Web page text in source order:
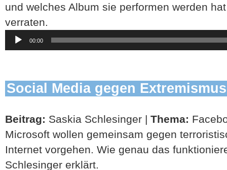
und welches Album sie performen werden
verraten.
Audio-
Player
00:00
Social Media gegen Extremismus
Beitrag: Saskia Schlesinger | Thema:
Microsoft wollen gemeinsam gegen
Internet vorgehen. Wie genau das
Schlesinger erklärt.